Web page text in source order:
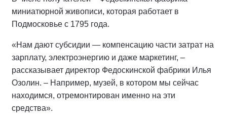
миниатюрной живописи, которая работает в
Подмосковье с 1795 года.
«Нам дают субсидии — компенсацию части затрат на
зарплату, электроэнергию и даже маркетинг, –
рассказывает директор Федоскинской фабрики Илья
Озолин. – Например, музей, в котором мы сейчас
находимся, отремонтирован именно на эти
средства».